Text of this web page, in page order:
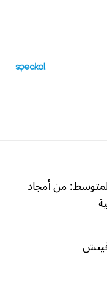
من أمجاد